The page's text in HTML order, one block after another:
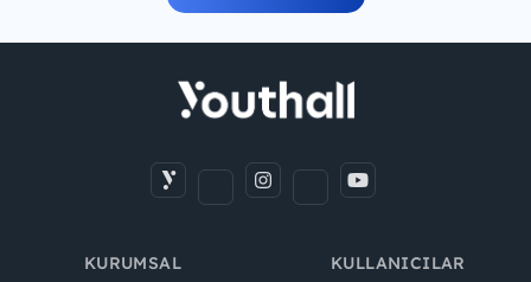
KURUMSAL KULLANICILAR